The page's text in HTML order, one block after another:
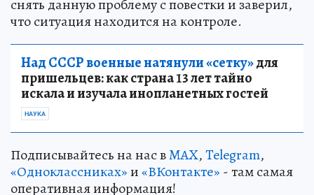
снять данную проблему с повестки и заверил,
что ситуация находится на контроле.
Над СССР военные натянули «сетку»для
пришельцев: как страна 13 лет тайно
искала и изучала инопланетных гостей
НАУКА
Подписывайтесь на нас вMAX,Telegram,
«Одноклассниках»и«ВКонтакте» - там самая
оперативная информация!